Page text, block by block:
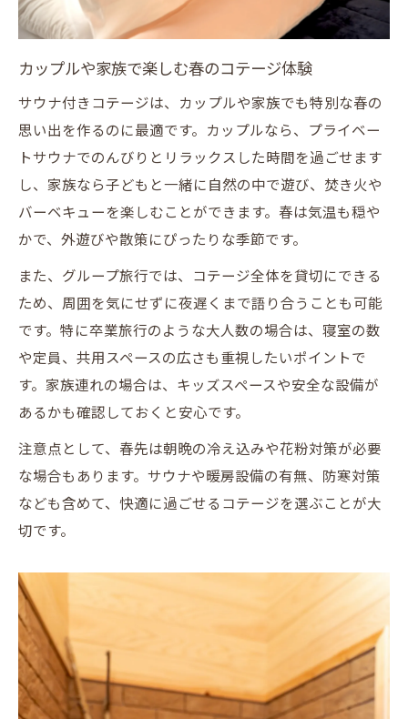
カップルや家族で楽しむ春のコテージ体験
サウナ付きコテージは、カップルや家族でも特別な春の
思い出を作るのに最適です。カップルなら、プライベー
トサウナでのんびりとリラックスした時間を過ごせます
し、家族なら子どもと一緒に自然の中で遊び、焚き火や
バーベキューを楽しむことができます。春は気温も穏や
かで、外遊びや散策にぴったりな季節です。
また、グループ旅行では、コテージ全体を貸切にできる
ため、周囲を気にせずに夜遅くまで語り合うことも可能
です。特に卒業旅行のような大人数の場合は、寝室の数
や定員、共用スペースの広さも重視したいポイントで
す。家族連れの場合は、キッズスペースや安全な設備が
あるかも確認しておくと安心です。
注意点として、春先は朝晩の冷え込みや花粉対策が必要
な場合もあります。サウナや暖房設備の有無、防寒対策
なども含めて、快適に過ごせるコテージを選ぶことが大
切です。